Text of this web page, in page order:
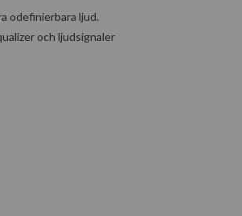
odefinierbara ljud.
och ljudsignaler